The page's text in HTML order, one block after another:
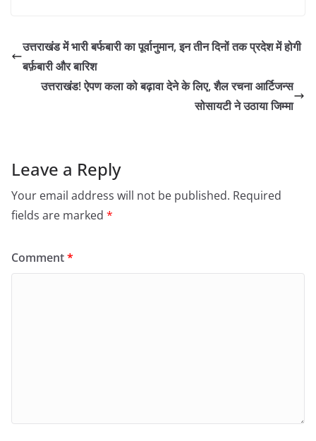
उत्तराखंड में भारी बर्फबारी का पूर्वानुमान, इन तीन दिनों तक प्रदेश में होगी
बर्फ़बारी और बारिश
उत्तराखंड! ऐपण कला को बढ़ावा देने के लिए, शैल रचना आर्टिजन्स
सोसायटी ने उठाया जिम्मा
Leave a Reply
Your email address will not be published. Required
fields are marked *
Comment*